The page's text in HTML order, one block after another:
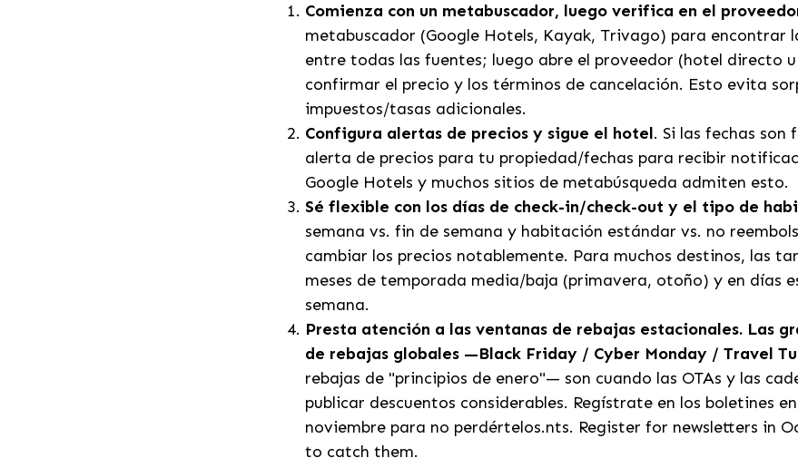
Comienza con un metabuscador, luego verifica en el
metabuscador (Google Hotels, Kayak, Trivago) para encontrar
entre todas las fuentes; luego abre el proveedor (hotel directo
confirmar el precio y los términos de cancelación. Esto evita
impuestos/tasas adicionales.
Configura alertas de precios y sigue el hotel. Si las fechas son
alerta de precios para tu propiedad/fechas para recibir
Google Hotels y muchos sitios de metabúsqueda admiten esto.
Sé flexible con los días de check-in/check-out y el tipo de
semana vs. fin de semana y habitación estándar vs. no
cambiar los precios notablemente. Para muchos destinos, las
meses de temporada media/baja (primavera, otoño) y en días
semana.
Presta atención a las ventanas de rebajas estacionales. Las
de rebajas globales —Black Friday / Cyber Monday / Travel
rebajas de "principios de enero"— son cuando las OTAs y las
publicar descuentos considerables. Regístrate en los boletines
noviembre para no perdértelos.nts. Register for newsletters in
to catch them.